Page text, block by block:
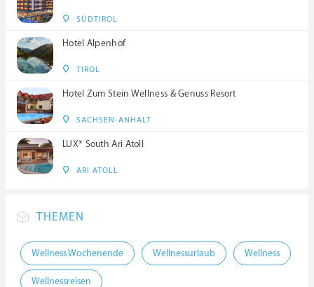
SÜDTIROL
Hotel Alpenhof
TIROL
Hotel Zum Stein Wellness & Genuss Resort
SACHSEN-ANHALT
LUX* South Ari Atoll
ARI ATOLL
THEMEN
Wellness Wochenende Wellnessurlaub Wellness
Wellnessreisen